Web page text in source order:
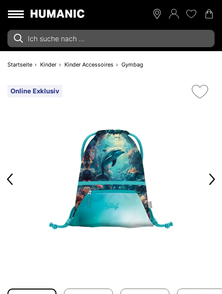
Startseite Kinder Kinder Accessoires Gymbag
Online Exklusiv